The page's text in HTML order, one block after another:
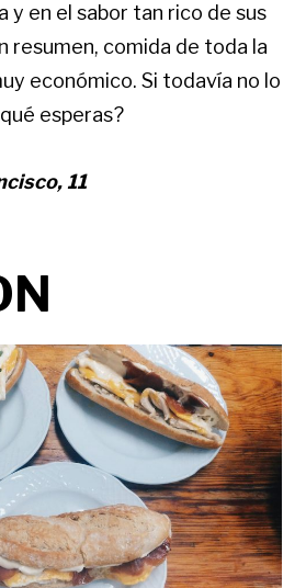
y en el sabor tan rico de sus
resumen, comida de toda la
económico. Si todavía no lo
esperas?
11